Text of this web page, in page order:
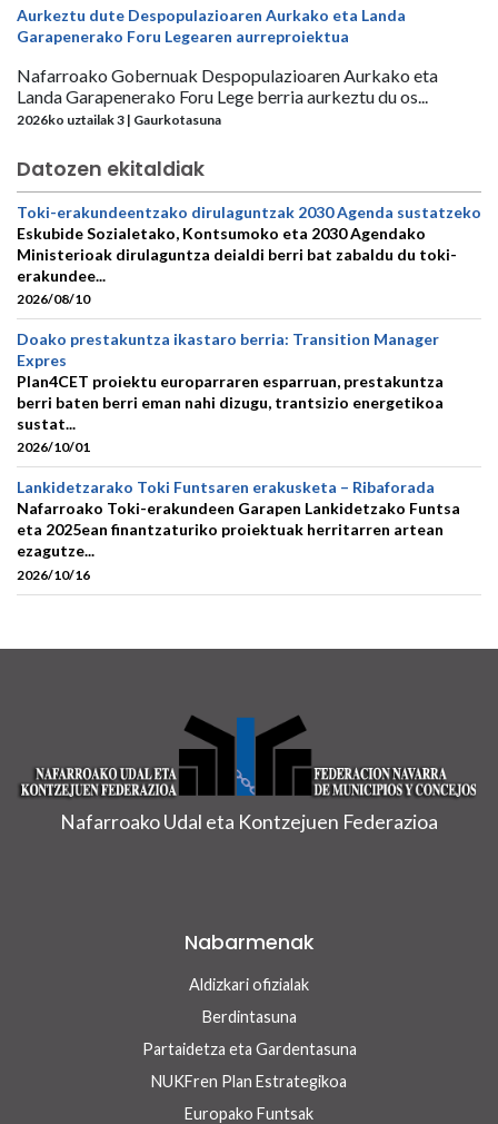
Aurkeztu dute Despopulazioaren Aurkako eta Landa
Garapenerako Foru Legearen aurreproiektua
Nafarroako Gobernuak Despopulazioaren Aurkako eta
Landa Garapenerako Foru Lege berria aurkeztu du os...
2026ko uztailak 3 | Gaurkotasuna
Datozen ekitaldiak
Toki-erakundeentzako dirulaguntzak 2030 Agenda sustatzeko
Eskubide Sozialetako, Kontsumoko eta 2030 Agendako
Ministerioak dirulaguntza deialdi berri bat zabaldu du toki-
erakundee...
2026/08/10
Doako prestakuntza ikastaro berria: Transition Manager
Expres
Plan4CET proiektu europarraren esparruan, prestakuntza
berri baten berri eman nahi dizugu, trantsizio energetikoa
sustat...
2026/10/01
Lankidetzarako Toki Funtsaren erakusketa – Ribaforada
Nafarroako Toki-erakundeen Garapen Lankidetzako Funtsa
eta 2025ean finantzaturiko proiektuak herritarren artean
ezagutze...
2026/10/16
Nafarroako Udal eta Kontzejuen Federazioa
Nabarmenak
Aldizkari ofizialak
Berdintasuna
Partaidetza eta Gardentasuna
NUKFren Plan Estrategikoa
Europako Funtsak